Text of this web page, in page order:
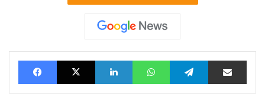
FacebookX LinkedInWhatsAppTelegramTeilen via E-Mail